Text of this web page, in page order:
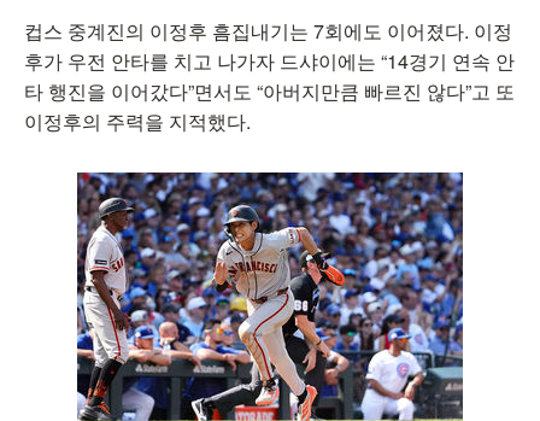
컵스 중계진의 이정후 흠집내기는 7회에도 이어졌다. 이정
후가 우전 안타를 치고 나가자 드샤이에는 “14경기 연속 안
타 행진을 이어갔다”면서도 “아버지만큼 빠르진 않다”고 또
이정후의 주력을 지적했다.